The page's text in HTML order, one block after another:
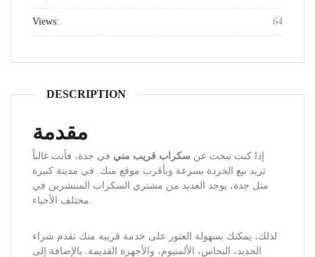
Views: 64
DESCRIPTION
مقدمة
إذا كنت تبحث عن سكراب قريب مني في جدة، فأنت غالباً
تريد بيع الخردة بسرعة وبأقرب موقع منك. في مدينة كبيرة
مثل جدة، يوجد العديد من مشتري السكراب المنتشرين في
مختلف الأحياء.
لذلك، يمكنك بسهولة العثور على خدمة قريبة منك تقدم شراء
الحديد، النحاس، الألمنيوم، والأجهزة القديمة. بالإضافة إلى